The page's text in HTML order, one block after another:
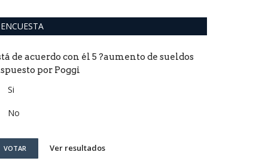
ENCUESTA
de acuerdo con él 5 ?aumento de sueldos
por Poggi
Si
No
VOTAR Ver resultados